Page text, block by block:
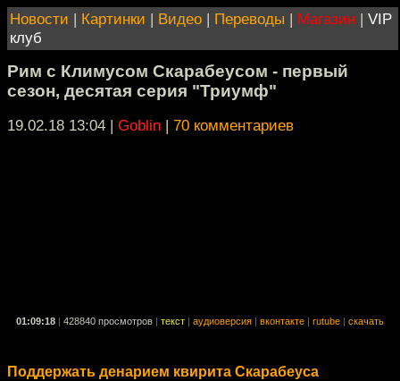
Новости | Картинки | Видео | Переводы | Магазин | VIP
клуб
Рим с Климусом Скарабеусом - первый
сезон, десятая серия "Триумф"
19.02.18 13:04 | Goblin | 70 комментариев
01:09:18 428840 просмотров текст аудиоверсия вконтакте rutube скачать
Поддержать денарием квирита Скарабеуса